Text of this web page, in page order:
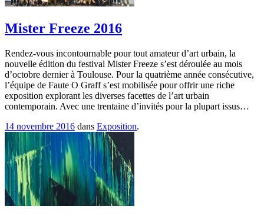
Mister Freeze 2016
Rendez-vous incontournable pour tout amateur d’art urbain, la
nouvelle édition du festival Mister Freeze s’est déroulée au mois
d’octobre dernier à Toulouse. Pour la quatrième année consécutive,
l’équipe de Faute O Graff s’est mobilisée pour offrir une riche
exposition explorant les diverses facettes de l’art urbain
contemporain. Avec une trentaine d’invités pour la plupart issus…
14 novembre 2016 dans Exposition.